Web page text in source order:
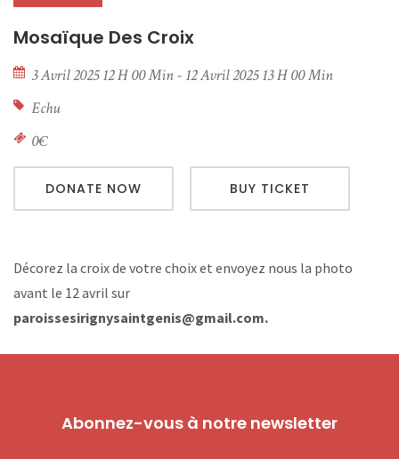
Mosaïque Des Croix
3 Avril 2025 12 H 00 Min - 12 Avril 2025 13 H 00 Min
Echu
0€
DONATE NOW BUY TICKET
Décorez la croix de votre choix et envoyez nous la photo
avant le 12 avril sur
paroissesirignysaintgenis@gmail.com.
Abonnez-vous à notre newsletter